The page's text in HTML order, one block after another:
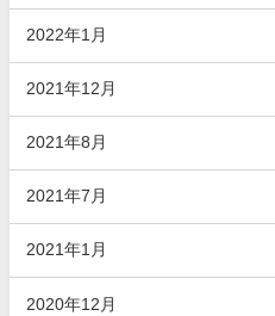
2022年1月
2021年12月
2021年8月
2021年7月
2021年1月
2020年12月